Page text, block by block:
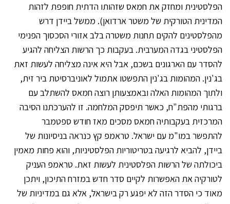
הפלסטינית ומחזק את חמאס שזהותו הדתית חופפת לזהות
המדינית הטורקית של משטר ארדואן). ממשל ביידן דרש
מהפלסטינים להקים תחנות משטרה בלב אזורי הסכסוך הפנימי
הפלסטיני בגדה המערבית. בעקבות כך הרשות הצליחה להגיע
להסדר עם הארגונים בשכם, אבל היא אינה מצליחה לעשות זאת
בג'נין. המהומות בג'נין התפשטו אתמול לאוניברסיטת ביר זית,
ולתוך המהומות האלה ובאמצעותן רוצה חמאס להשתלב עם
ברגותי מהפת"ח, כאשר תיפסק המלחמה. זו להערכתנו הסיבה
המרכזית בעקבותיה חמאס מסכים מאז חודש ספטמבר
להתפשר במו"מ עם ישראל. טראמפ קץ כנראה בניסיונות של
ביידן, להביא לרגיעה בטריטוריות הפלסטיניות, והוא פחות מאמין
ביכולתה של הרשות הפלסטינית לעשות זאת. טראמפ העניק
לטורקיה את האפשרות לקיים סדר חדש במזרח התיכון, ויתכן
מאוד כי הסדר הזה לא יפגע רק בישראל, אלא גם במדיניות של